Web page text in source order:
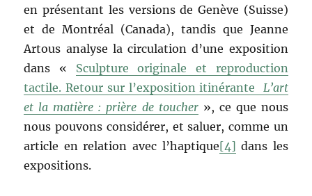
en présentant les versions de Genève (Suisse)
et de Montréal (Canada), tandis que Jeanne
Artous analyse la circulation d’une exposition
dans « Sculpture originale et reproduction
tactile. Retour sur l’exposition itinérante L’art
et la matière : prière de toucher», ce que nous
nous pouvons considérer, et saluer, comme un
article en relation avec l’haptique[4] dans les
expositions.